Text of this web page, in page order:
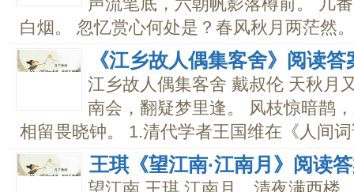
声流笔底，六朝帆影落樽前。 几
白烟。 忽忆赏心何处是？春风秋月两茫然
《江乡故人偶集客舍》阅读
江乡故人偶集客舍 戴叔伦 天秋月
南会，翻疑梦里逢。 风枝惊暗鹊
相留畏晓钟。 1.清代学者王国维在《人间
王琪《望江南·江南月》阅读